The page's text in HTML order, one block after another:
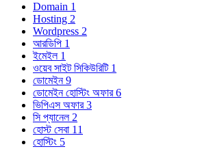
Domain 1
Hosting 2
Wordpress 2
আরডিপি 1
ইমেইল 1
ওয়েব সাইট সিকিউরিটি 1
ডোমেইন9
ডোমেইন হোস্টিং অফার6
ভিপিএস অফার3
সি প্যানেল2
হোস্ট সেবা 11
হোস্টিং 5